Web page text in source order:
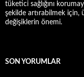
tüketici sağlığını
şekilde artırabilmek için,
değişiklerin önemi.
SON YORUMLAR